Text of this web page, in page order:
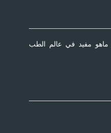
مفيد في عالم الطب